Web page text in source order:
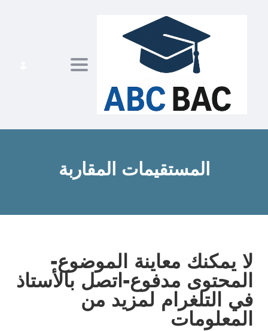
navigation
المستقيمات المقاربة
لا يمكنك معاينة الموضوع-
المحتوى مدفوع-اتصل بالأستاذ
في التلغرام لمزيد من
المعلومات